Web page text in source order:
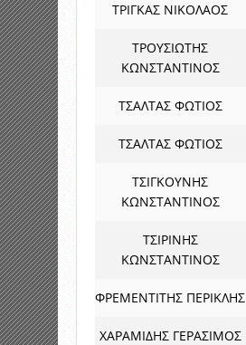
ΤΡΙΓΚΑΣ ΝΙΚΟΛΑΟΣ
ΤΡΟΥΣΙΩΤΗΣ
ΚΩΝΣΤΑΝΤΙΝΟΣ
ΤΣΑΛΤΑΣ ΦΩΤΙΟΣ
ΤΣΑΛΤΑΣ ΦΩΤΙΟΣ
ΤΣΙΓΚΟΥΝΗΣ
ΚΩΝΣΤΑΝΤΙΝΟΣ
ΤΣΙΡΙΝΗΣ
ΚΩΝΣΤΑΝΤΙΝΟΣ
ΦΡΕΜΕΝΤΙΤΗΣ ΠΕΡΙΚΛΗΣ
ΧΑΡΑΜΙΔΗΣ ΓΕΡΑΣΙΜΟΣ